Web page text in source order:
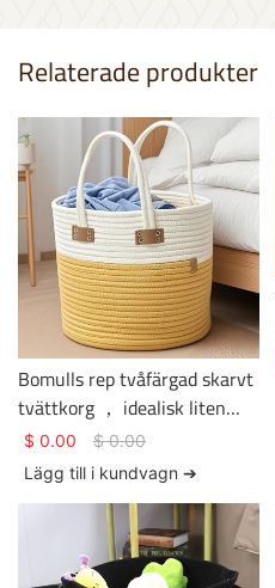
Relaterade produkter
Bomulls rep tvåfärgad skarvt
tvättkorg ， idealisk liten
storlek förvaringslösning
$ 0.00 $0.00
Lägg till i kundvagn ➔